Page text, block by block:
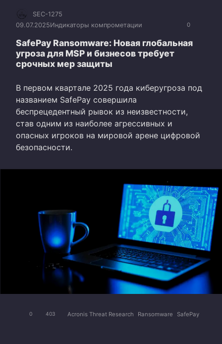
0
SEC-1275
09.07.2025Индикаторы компрометации
SafePay Ransomware: Новая глобальная
угроза для MSP и бизнесов требует
срочных мер защиты
В первом квартале 2025 года киберугроза под
названием SafePay совершила
беспрецедентный рывок из неизвестности,
став одним из наиболее агрессивных и
опасных игроков на мировой арене цифровой
безопасности.
0 403 Acronis Threat Research Ransomware SafePay